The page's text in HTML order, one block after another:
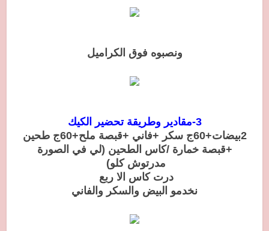
ونصبوه فوق الكراميل
3-مقادير وطريقة تحضير الكيك
2بيضات+60ج سكر +فاني +قبصة ملح+60ج طحين
+قبصة خمارة /كاس الطحين (لي في الصورة
مدرتوش كلو)
درت كاس الا ربع
نخدمو البيض والسكر والفاني